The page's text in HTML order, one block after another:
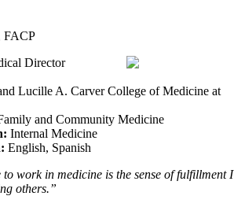
FACP
Director
Lucille A. Carver College of Medicine at
and Community Medicine
Internal Medicine
English, Spanish
to work in medicine is the sense of fulfillment I
others.”